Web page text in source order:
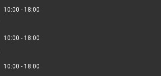
10:00 - 18:00
10:00 - 18:00
10:00 - 18:00